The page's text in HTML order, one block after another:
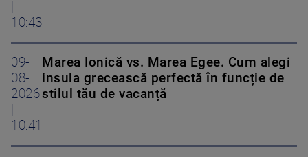
10:43
09-
08-
2026
10:41
Marea Ionică vs. Marea Egee. Cum alegi
insula grecească perfectă în funcție de
stilul tău de vacanță